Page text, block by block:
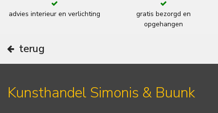
advies interieur en verlichting
gratis bezorgd en
opgehangen
terug
Kunsthandel Simonis & Buunk